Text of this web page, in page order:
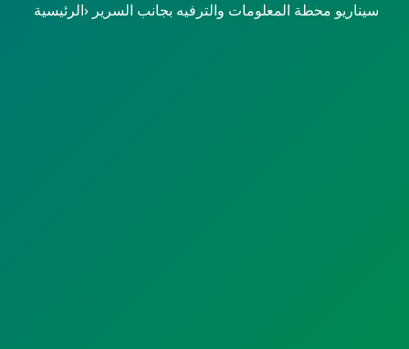
الرئيسية› سيناريو محطة المعلومات والترفيه بجانب السرير